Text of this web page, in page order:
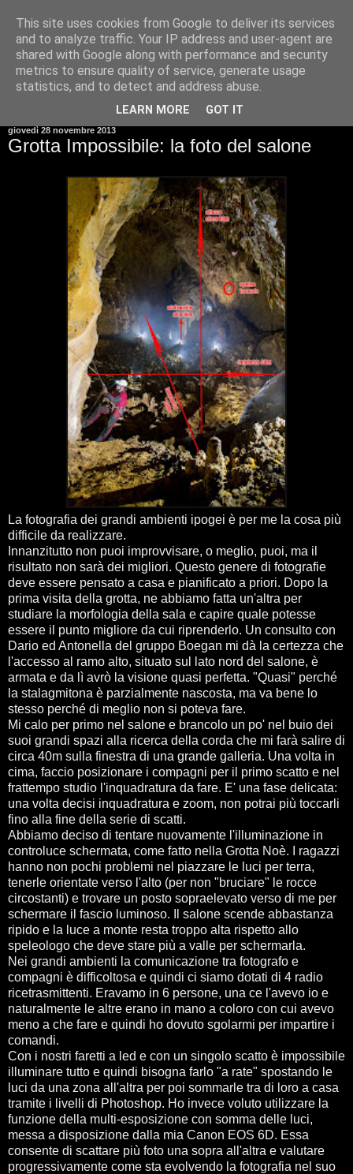
giovedì 28 novembre 2013
Grotta Impossibile: la foto del salone
La fotografia dei grandi ambienti ipogei è per me la cosa più
difficile da realizzare.
Innanzitutto non puoi improvvisare, o meglio, puoi, ma il
risultato non sarà dei migliori. Questo genere di fotografie
deve essere pensato a casa e pianificato a priori. Dopo la
prima visita della grotta, ne abbiamo fatta un'altra per
studiare la morfologia della sala e capire quale potesse
essere il punto migliore da cui riprenderlo. Un consulto con
Dario ed Antonella del gruppo Boegan mi dà la certezza che
l'accesso al ramo alto, situato sul lato nord del salone, è
armata e da lì avrò la visione quasi perfetta. "Quasi" perché
la stalagmitona è parzialmente nascosta, ma va bene lo
stesso perché di meglio non si poteva fare.
Mi calo per primo nel salone e brancolo un po' nel buio dei
suoi grandi spazi alla ricerca della corda che mi farà salire di
circa 40m sulla finestra di una grande galleria. Una volta in
cima, faccio posizionare i compagni per il primo scatto e nel
frattempo studio l'inquadratura da fare. E' una fase delicata:
una volta decisi inquadratura e zoom, non potrai più toccarli
fino alla fine della serie di scatti.
Abbiamo deciso di tentare nuovamente l'illuminazione in
controluce schermata, come fatto nella Grotta Noè. I ragazzi
hanno non pochi problemi nel piazzare le luci per terra,
tenerle orientate verso l'alto (per non "bruciare" le rocce
circostanti) e trovare un posto sopraelevato verso di me per
schermare il fascio luminoso. Il salone scende abbastanza
ripido e la luce a monte resta troppo alta rispetto allo
speleologo che deve stare più a valle per schermarla.
Nei grandi ambienti la comunicazione tra fotografo e
compagni è difficoltosa e quindi ci siamo dotati di 4 radio
ricetrasmittenti. Eravamo in 6 persone, una ce l'avevo io e
naturalmente le altre erano in mano a coloro con cui avevo
meno a che fare e quindi ho dovuto sgolarmi per impartire i
comandi.
Con i nostri faretti a led e con un singolo scatto è impossibile
illuminare tutto e quindi bisogna farlo "a rate" spostando le
luci da una zona all'altra per poi sommarle tra di loro a casa
tramite i livelli di Photoshop. Ho invece voluto utilizzare la
funzione della multi-esposizione con somma delle luci,
messa a disposizione dalla mia Canon EOS 6D. Essa
consente di scattare più foto una sopra all'altra e valutare
progressivamente come sta evolvendo la fotografia nel suo
This site uses cookies from Google to deliver its services
and to analyze traffic. Your IP address and user-agent are
shared with Google along with performance and security
metrics to ensure quality of service, generate usage
statistics, and to detect and address abuse.
LEARN MORE GOT IT